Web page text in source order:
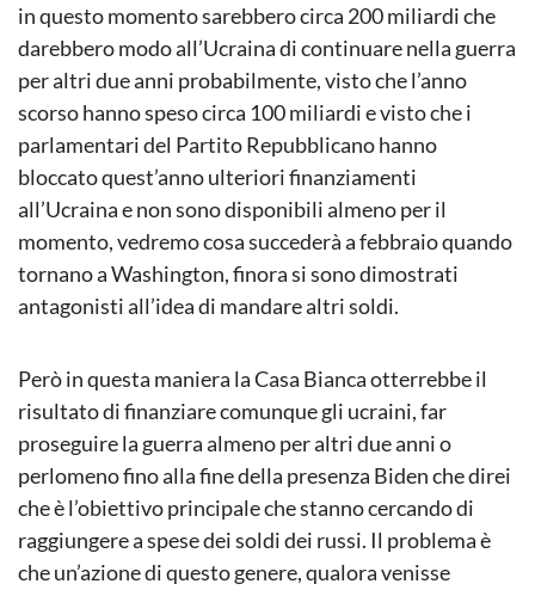
in questo momento sarebbero circa 200 miliardi che
darebbero modo all’Ucraina di continuare nella guerra
per altri due anni probabilmente, visto che l’anno
scorso hanno speso circa 100 miliardi e visto che i
parlamentari del Partito Repubblicano hanno
bloccato quest’anno ulteriori finanziamenti
all’Ucraina e non sono disponibili almeno per il
momento, vedremo cosa succederà a febbraio quando
tornano a Washington, finora si sono dimostrati
antagonisti all’idea di mandare altri soldi.
Però in questa maniera la Casa Bianca otterrebbe il
risultato di finanziare comunque gli ucraini, far
proseguire la guerra almeno per altri due anni o
perlomeno fino alla fine della presenza Biden che direi
che è l’obiettivo principale che stanno cercando di
raggiungere a spese dei soldi dei russi. Il problema è
che un’azione di questo genere, qualora venisse